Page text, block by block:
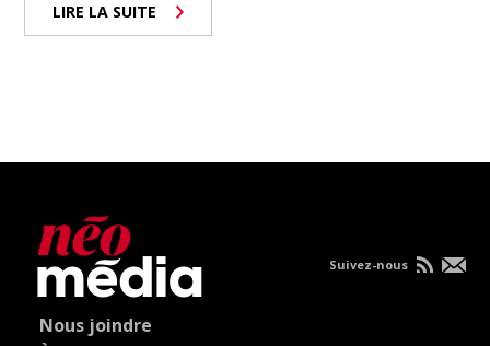
LIRE LA SUITE
Nous joindre
Suivez-nous